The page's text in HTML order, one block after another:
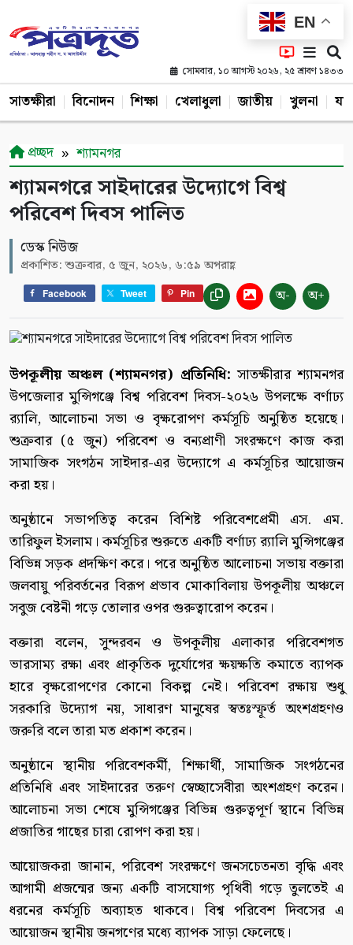
EN
সোমবার, ১০ আগস্ট ২০২৬, ২৫ শ্রাবণ ১৪৩৩
সাতক্ষীরা বিনোদন শিক্ষা খেলাধুলা জাতীয় খুলনা
প্রচ্ছদ শ্যামনগর
শ্যামনগরে সাইদারের উদ্যোগে বিশ্ব
পরিবেশ দিবস পালিত
ডেস্ক নিউজ
প্রকাশিত: শুক্রবার, ৫ জুন, ২০২৬, ৬:৫৯ অপরাহ্ণ
Facebook Tweet Pin অ- অ+
উপকূলীয় অঞ্চল (শ্যামনগর) প্রতিনিধি: সাতক্ষীরার শ্যামনগর
উপজেলার মুন্সিগঞ্জে বিশ্ব পরিবেশ দিবস-২০২৬ উপলক্ষে বর্ণাঢ্য
র‌্যালি, আলোচনা সভা ও বৃক্ষরোপণ কর্মসূচি অনুষ্ঠিত হয়েছে।
শুক্রবার (৫ জুন) পরিবেশ ও বন্যপ্রাণী সংরক্ষণে কাজ করা
সামাজিক সংগঠন সাইদার-এর উদ্যোগে এ কর্মসূচির আয়োজন
করা হয়।
অনুষ্ঠানে সভাপতিত্ব করেন বিশিষ্ট পরিবেশপ্রেমী এস. এম.
তারিফুল ইসলাম। কর্মসূচির শুরুতে একটি বর্ণাঢ্য র‌্যালি মুন্সিগঞ্জের
বিভিন্ন সড়ক প্রদক্ষিণ করে। পরে অনুষ্ঠিত আলোচনা সভায় বক্তারা
জলবায়ু পরিবর্তনের বিরূপ প্রভাব মোকাবিলায় উপকূলীয় অঞ্চলে
সবুজ বেষ্টনী গড়ে তোলার ওপর গুরুত্বারোপ করেন।
বক্তারা বলেন, সুন্দরবন ও উপকূলীয় এলাকার পরিবেশগত
ভারসাম্য রক্ষা এবং প্রাকৃতিক দুর্যোগের ক্ষয়ক্ষতি কমাতে ব্যাপক
হারে বৃক্ষরোপণের কোনো বিকল্প নেই। পরিবেশ রক্ষায় শুধু
সরকারি উদ্যোগ নয়, সাধারণ মানুষের স্বতঃস্ফূর্ত অংশগ্রহণও
জরুরি বলে তারা মত প্রকাশ করেন।
অনুষ্ঠানে স্থানীয় পরিবেশকর্মী, শিক্ষার্থী, সামাজিক সংগঠনের
প্রতিনিধি এবং সাইদারের তরুণ স্বেচ্ছাসেবীরা অংশগ্রহণ করেন।
আলোচনা সভা শেষে মুন্সিগঞ্জের বিভিন্ন গুরুত্বপূর্ণ স্থানে বিভিন্ন
প্রজাতির গাছের চারা রোপণ করা হয়।
আয়োজকরা জানান, পরিবেশ সংরক্ষণে জনসচেতনতা বৃদ্ধি এবং
আগামী প্রজন্মের জন্য একটি বাসযোগ্য পৃথিবী গড়ে তুলতেই এ
ধরনের কর্মসূচি অব্যাহত থাকবে। বিশ্ব পরিবেশ দিবসের এ
আয়োজন স্থানীয় জনগণের মধ্যে ব্যাপক সাড়া ফেলেছে।